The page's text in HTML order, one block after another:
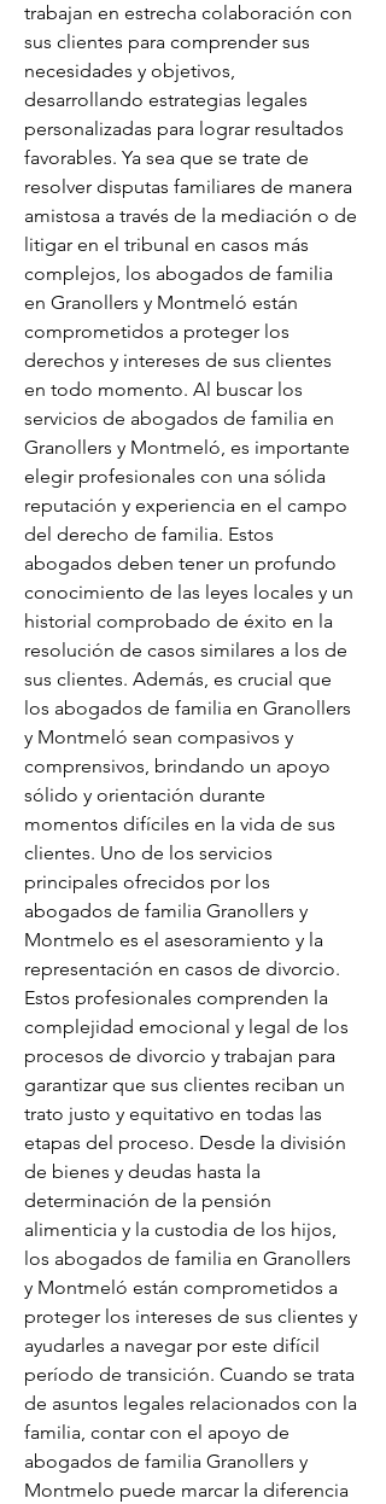
trabajan en estrecha colaboración con
sus clientes para comprender sus
necesidades y objetivos,
desarrollando estrategias legales
personalizadas para lograr resultados
favorables. Ya sea que se trate de
resolver disputas familiares de manera
amistosa a través de la mediación o de
litigar en el tribunal en casos más
complejos, los abogados de familia
en Granollers y Montmeló están
comprometidos a proteger los
derechos y intereses de sus clientes
en todo momento. Al buscar los
servicios de abogados de familia en
Granollers y Montmeló, es importante
elegir profesionales con una sólida
reputación y experiencia en el campo
del derecho de familia. Estos
abogados deben tener un profundo
conocimiento de las leyes locales y un
historial comprobado de éxito en la
resolución de casos similares a los de
sus clientes. Además, es crucial que
los abogados de familia en Granollers
y Montmeló sean compasivos y
comprensivos, brindando un apoyo
sólido y orientación durante
momentos difíciles en la vida de sus
clientes. Uno de los servicios
principales ofrecidos por los
abogados de familia Granollers y
Montmelo es el asesoramiento y la
representación en casos de divorcio.
Estos profesionales comprenden la
complejidad emocional y legal de los
procesos de divorcio y trabajan para
garantizar que sus clientes reciban un
trato justo y equitativo en todas las
etapas del proceso. Desde la división
de bienes y deudas hasta la
determinación de la pensión
alimenticia y la custodia de los hijos,
los abogados de familia en Granollers
y Montmeló están comprometidos a
proteger los intereses de sus clientes y
ayudarles a navegar por este difícil
período de transición. Cuando se trata
de asuntos legales relacionados con la
familia, contar con el apoyo de
abogados de familia Granollers y
Montmelo puede marcar la diferencia